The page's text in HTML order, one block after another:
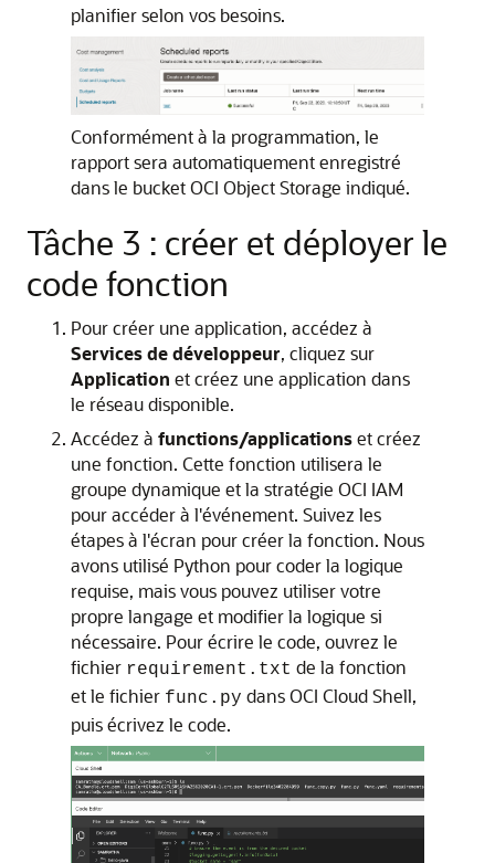
planifier selon vos besoins.
Conformément à la programmation, le
rapport sera automatiquement enregistré
dans le bucket OCI Object Storage indiqué.
Tâche 3 : créer et déployer le
code fonction
Pour créer une application, accédez à
Services de développeur, cliquez sur
Application et créez une application dans
le réseau disponible.
Accédez à functions/applicationset créez
une fonction. Cette fonction utilisera le
groupe dynamique et la stratégie OCI IAM
pour accéder à l'événement. Suivez les
étapes à l'écran pour créer la fonction. Nous
avons utilisé Python pour coder la logique
requise, mais vous pouvez utiliser votre
propre langage et modifier la logique si
nécessaire. Pour écrire le code, ouvrez le
fichier requirement.txt de la fonction
et le fichier func.py dans OCI Cloud Shell,
puis écrivez le code.